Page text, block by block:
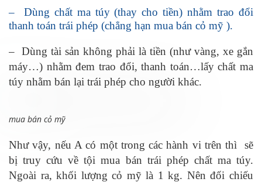
– Dùng chất ma túy (thay cho tiền) nhằm trao đổi
thanh toán trái phép (chẳng hạn mua bán cỏ mỹ ).
– Dùng tài sản không phải là tiền (như vàng, xe gắn
máy…) nhằm đem trao đổi, thanh toán…lấy chất ma
túy nhằm bán lại trái phép cho người khác.
mua bán cỏ mỹ
Như vậy, nếu A có một trong các hành vi trên thì sẽ
bị truy cứu về tội mua bán trái phép chất ma túy.
Ngoài ra, khối lượng cỏ mỹ là 1 kg. Nên đối chiếu